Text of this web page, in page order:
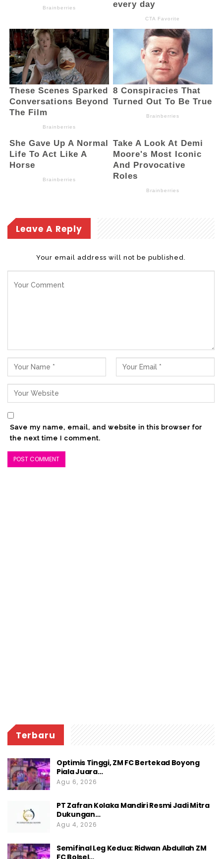
Leave A Reply
Your email address will not be published.
Save my name, email, and website in this browser for
the next time I comment.
Terbaru
Optimis Tinggi, ZM FC Bertekad Boyong
Piala Juara…
Agu 6, 2026
PT Zafran Kolaka Mandiri Resmi Jadi Mitra
Dukungan…
Agu 4, 2026
Semifinal Leg Kedua: Ridwan Abdullah ZM
FC Bolsel…